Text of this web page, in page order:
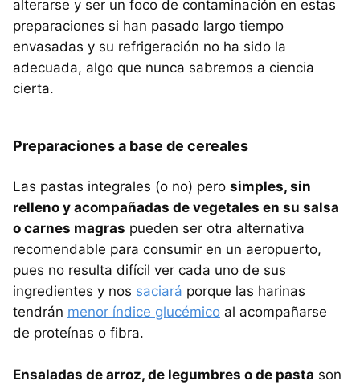
alterarse y ser un foco de contaminación en estas
preparaciones si han pasado largo tiempo
envasadas y su refrigeración no ha sido la
adecuada, algo que nunca sabremos a ciencia
cierta.
Preparaciones a base de cereales
Las pastas integrales (o no) pero simples, sin
relleno y acompañadas de vegetales en su salsa
o carnes magras pueden ser otra alternativa
recomendable para consumir en un aeropuerto,
pues no resulta difícil ver cada uno de sus
ingredientes y nos saciará porque las harinas
tendrán menor índice glucémico al acompañarse
de proteínas o fibra.
Ensaladas de arroz, de legumbres o de pasta son